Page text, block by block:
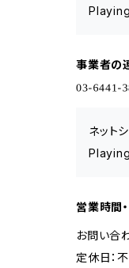
事業者の
ネット
営業時間
お問い合
定休日：